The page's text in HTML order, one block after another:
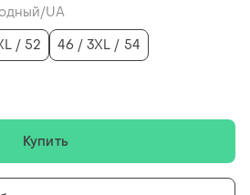
UA
/ 52 46 / 3XL / 54
Купить